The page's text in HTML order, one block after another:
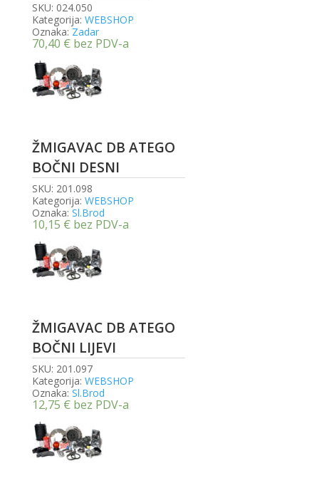
SKU: 024.050
Kategorija: WEBSHOP
Oznaka: Zadar
70,40 € bez PDV-a
ŽMIGAVAC DB ATEGO
BOČNI DESNI
SKU: 201.098
Kategorija: WEBSHOP
Oznaka: Sl.Brod
10,15 € bez PDV-a
ŽMIGAVAC DB ATEGO
BOČNI LIJEVI
SKU: 201.097
Kategorija: WEBSHOP
Oznaka: Sl.Brod
12,75 € bez PDV-a